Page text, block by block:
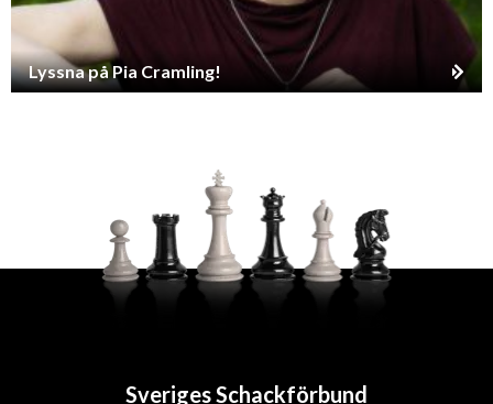
Lyssna på Pia Cramling!
Sveriges Schackförbund